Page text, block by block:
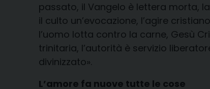
passato, il Vangelo è lettera morta,
il culto un’evocazione, l’agire
l’uomo lotta contro la carne, Gesù
trinitaria, l’autorità è servizio
divinizzato».
L’amore fa nuove tutte le cose